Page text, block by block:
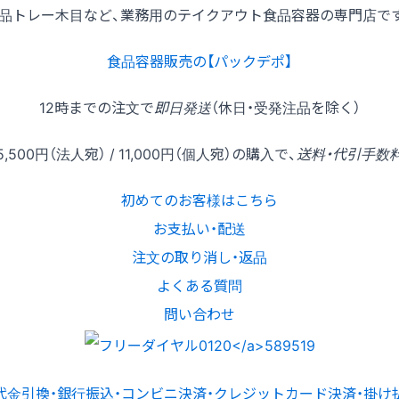
トレー木目など、業務用のテイクアウト食品容器の専門店で
食品容器販売の【パックデポ】
12時までの注文で即日発送（休日・受発注品を除く）
円（法人宛） / 11,000円（個人宛）の購入で、 送料・代引手数
初めてのお客様はこちら
お支払い・配送
注文の取り消し・返品
よくある質問
問い合わせ